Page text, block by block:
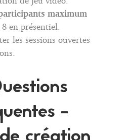
maximum
en présentiel.
les sessions ouvertes
-